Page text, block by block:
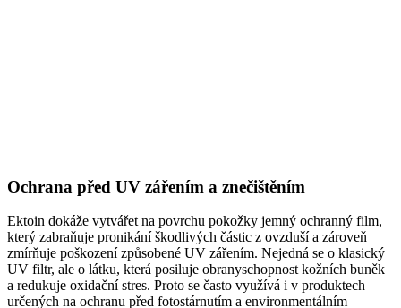
Ochrana před UV zářením a znečištěním
Ektoin dokáže vytvářet na povrchu pokožky jemný ochranný film,
který zabraňuje pronikání škodlivých částic z ovzduší a zároveň
zmírňuje poškození způsobené UV zářením. Nejedná se o klasický
UV filtr, ale o látku, která posiluje obranyschopnost kožních buněk
a redukuje oxidační stres. Proto se často využívá i v produktech
určených na ochranu před fotostárnutím a environmentálním